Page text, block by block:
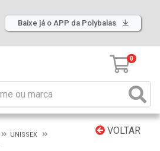
Baixe já o APP da Polybalas
0
VOLTAR
UNISSEX